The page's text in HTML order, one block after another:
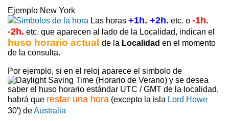
Ejemplo New York
Las horas +1h. +2h. etc. o -1h.
-2h. etc. que aparecen al lado de la Localidad, indican el
huso horario actual de la Localidad en el momento
de la consulta.
Por ejemplo, si en el reloj aparece el simbolo de
y se desea
saber el huso horario estándar UTC / GMT de la localidad,
habrá que restar una hora (excepto la isla Lord Howe
30') deAustralia